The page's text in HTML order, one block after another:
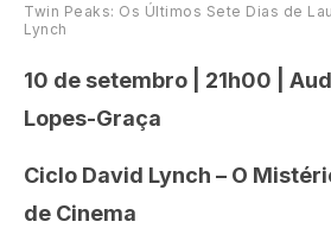
Twin Peaks: Os Últimos Sete Dias de
Lynch
10 de setembro | 21h00 |
Lopes-Graça
Ciclo David Lynch – O
de Cinema